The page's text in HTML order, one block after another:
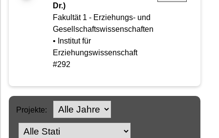
Dr.)
Fakultät 1 - Erziehungs- und
Gesellschaftswissenschaften
• Institut für
Erziehungswissenschaft
#292
Projekte: